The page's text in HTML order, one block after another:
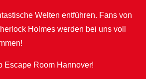
Welten entführen. Fans von
Holmes werden bei uns voll
Escape Room Hannover!